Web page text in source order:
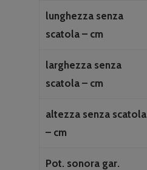
lunghezza senza
scatola – cm
larghezza senza
scatola – cm
altezza senza scatola
– cm
Pot. sonora gar.